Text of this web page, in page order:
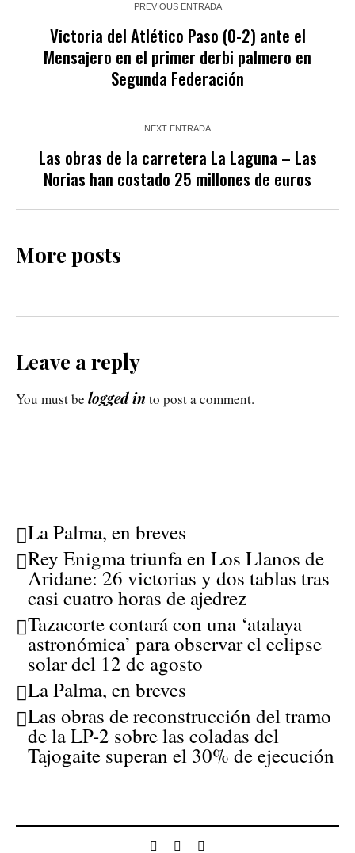
PREVIOUS ENTRADA
Victoria del Atlético Paso (0-2) ante el
Mensajero en el primer derbi palmero en
Segunda Federación
NEXT ENTRADA
Las obras de la carretera La Laguna – Las
Norias han costado 25 millones de euros
More posts
Leave a reply
You must be logged in to post a comment.
La Palma, en breves
Rey Enigma triunfa en Los Llanos de
Aridane: 26 victorias y dos tablas tras
casi cuatro horas de ajedrez
Tazacorte contará con una ‘atalaya
astronómica’ para observar el eclipse
solar del 12 de agosto
La Palma, en breves
Las obras de reconstrucción del tramo
de la LP-2 sobre las coladas del
Tajogaite superan el 30% de ejecución